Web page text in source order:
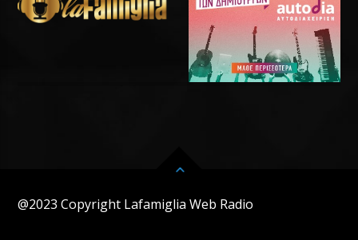
@2023 Copyright Lafamiglia Web Radio